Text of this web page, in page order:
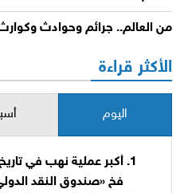
من العالم.. جرائم وحوادث
الأكثر قراءة
اليوم
أكبر عملية نهب في
فخ «صندوق النقد